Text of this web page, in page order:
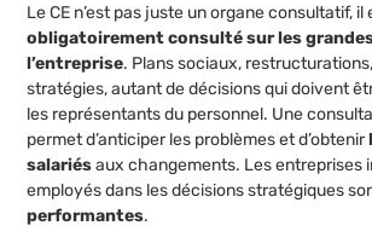
Le CE n’est pas juste un organe consultatif, il
obligatoirement consulté sur les
l’entreprise. Plans sociaux,
stratégies, autant de décisions qui doivent
les représentants du personnel. Une
permet d’anticiper les problèmes et d’obtenir
salariésaux changements. Les entreprises
employés dans les décisions stratégiques
performantes.